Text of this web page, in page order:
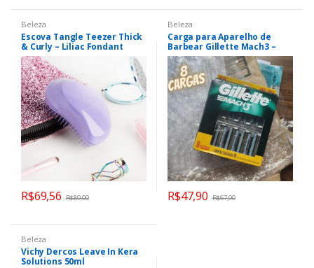
Beleza
Escova Tangle Teezer Thick
& Curly – Liliac Fondant
R$69,56 R$89,00
Beleza
Carga para Aparelho de
Barbear Gillette Mach3 –
Leve 8 Pague 6
R$47,90 R$67,90
Beleza
Vichy Dercos Leave In Kera
Solutions 50ml